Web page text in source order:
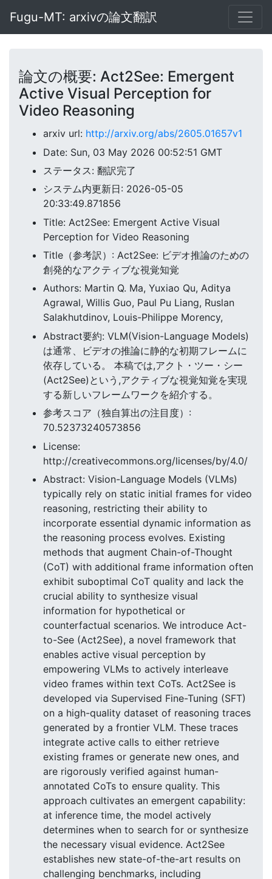
Fugu-MT: arxivの論文翻訳
論文の概要: Act2See: Emergent
Active Visual Perception for
Video Reasoning
arxiv url: http://arxiv.org/abs/2605.01657v1
Date: Sun, 03 May 2026 00:52:51 GMT
ステータス: 翻訳完了
システム内更新日: 2026-05-05
20:33:49.871856
Title: Act2See: Emergent Active Visual
Perception for Video Reasoning
Title（参考訳）: Act2See: ビデオ推論のための
創発的なアクティブな視覚知覚
Authors: Martin Q. Ma, Yuxiao Qu, Aditya
Agrawal, Willis Guo, Paul Pu Liang, Ruslan
Salakhutdinov, Louis-Philippe Morency,
Abstract要約: VLM(Vision-Language Models)
は通常、ビデオの推論に静的な初期フレームに
依存している。 本稿では,アクト・ツー・シー
(Act2See)という,アクティブな視覚知覚を実現
する新しいフレームワークを紹介する。
参考スコア（独自算出の注目度）:
70.52373240573856
License:
http://creativecommons.org/licenses/by/4.0/
Abstract: Vision-Language Models (VLMs)
typically rely on static initial frames for video
reasoning, restricting their ability to
incorporate essential dynamic information as
the reasoning process evolves. Existing
methods that augment Chain-of-Thought
(CoT) with additional frame information often
exhibit suboptimal CoT quality and lack the
crucial ability to synthesize visual
information for hypothetical or
counterfactual scenarios. We introduce Act-
to-See (Act2See), a novel framework that
enables active visual perception by
empowering VLMs to actively interleave
video frames within text CoTs. Act2See is
developed via Supervised Fine-Tuning (SFT)
on a high-quality dataset of reasoning traces
generated by a frontier VLM. These traces
integrate active calls to either retrieve
existing frames or generate new ones, and
are rigorously verified against human-
annotated CoTs to ensure quality. This
approach cultivates an emergent capability:
at inference time, the model actively
determines when to search for or synthesize
the necessary visual evidence. Act2See
establishes new state-of-the-art results on
challenging benchmarks, including